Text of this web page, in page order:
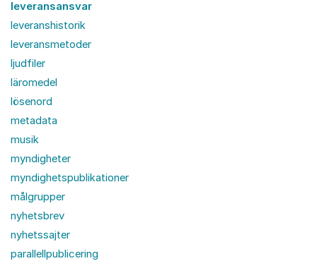
leveransansvar
leveranshistorik
leveransmetoder
ljudfiler
läromedel
lösenord
metadata
musik
myndigheter
myndighetspublikationer
målgrupper
nyhetsbrev
nyhetssajter
parallellpublicering